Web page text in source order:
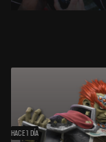
HACE 1 DÍA